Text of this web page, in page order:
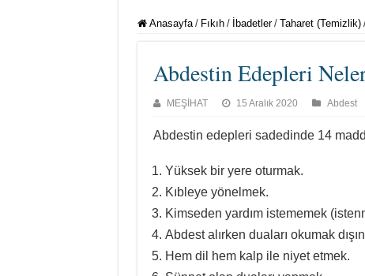
Anasayfa / Fıkıh / İbadetler / Taharet (Temizlik)
Abdestin Edepleri
MEŞİHAT 15 Aralık 2020 Abdest
Abdestin edepleri sadedinde 14
Yüksek bir yere oturmak.
Kıbleye yönelmek.
Kimseden yardım istememek
Abdest alırken duaları okumak
Hem dil hem kalp ile niyet etmek.